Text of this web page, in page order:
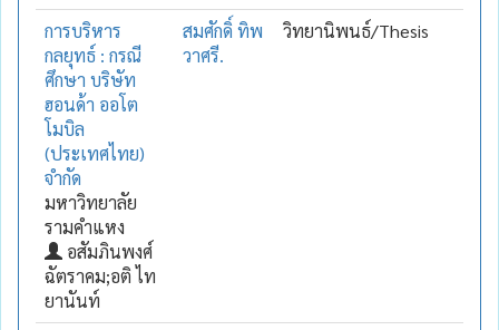
การบริหาร
กลยุทธ์ : กรณี
ศึกษา บริษัท
ฮอนด้า ออโต
โมบิล
(ประเทศไทย)
จำกัด
มหาวิทยาลัย
รามคำแหง
อสัมภินพงศ์
ฉัตราคม;อติ ไท
ยานันท์
สมศักดิ์ ทิพ
วาศรี.
วิทยานิพนธ์/Thesis